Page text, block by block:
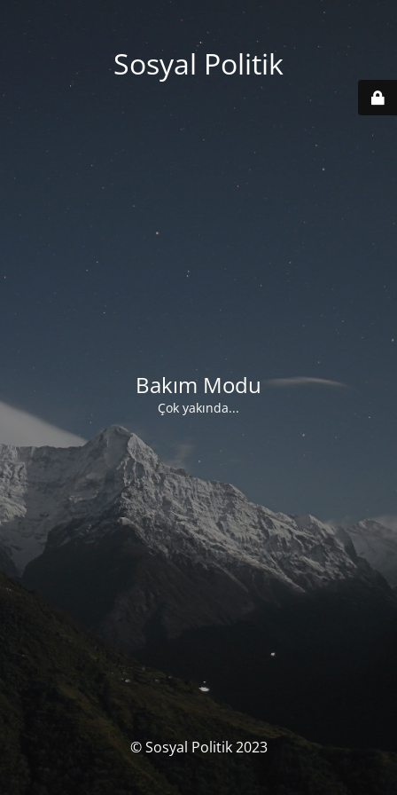
Sosyal Politik
Bakım Modu
Çok yakında...
© Sosyal Politik 2023